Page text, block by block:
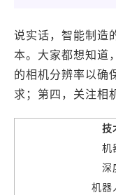
说实话，智能制造
本。大家都想知道
的相机分辨率以确
求；第四，关注相
技
机
深
机器